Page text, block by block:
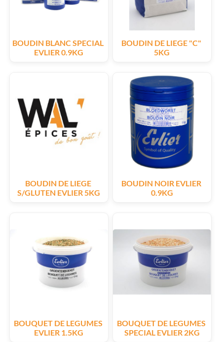
BOUDIN BLANC SPECIAL
EVLIER 0.9KG
BOUDIN DE LIEGE "C"
5KG
BOUDIN DE LIEGE
S/GLUTEN EVLIER 5KG
BOUDIN NOIR EVLIER
0.9KG
BOUQUET DE LEGUMES
EVLIER 1.5KG
BOUQUET DE LEGUMES
SPECIAL EVLIER 2KG